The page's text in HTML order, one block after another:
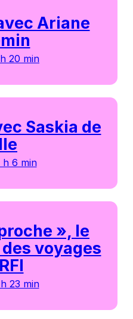
Ariane
20 min
Saskia de
h 6 min
», le
voyages
23 min